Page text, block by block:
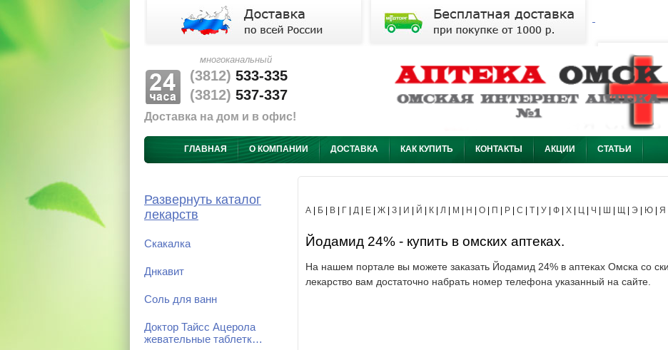
многоканальный
(3812) 533-335
(3812) 537-337
Доставка на дом и в офис!
ГЛАВНАЯ О КОМПАНИИ ДОСТАВКА КАК КУПИТЬ КОНТАКТЫ АКЦИИ СТАТЬИ
Развернуть каталог
лекарств
Скакалка
Днкавит
Соль для ванн
Доктор Тайсс Ацерола
жевательные таблетк…
А Б В Г Д Е Ж З И Й К Л М Н О П Р С Т У Ф Х Ц Ч Ш Щ Э Ю Я
Йодамид 24% - купить в омских аптеках.
На нашем портале вы можете заказать Йодамид 24% в аптеках Омска со
лекарство вам достаточно набрать номер телефона указанный на сайте.